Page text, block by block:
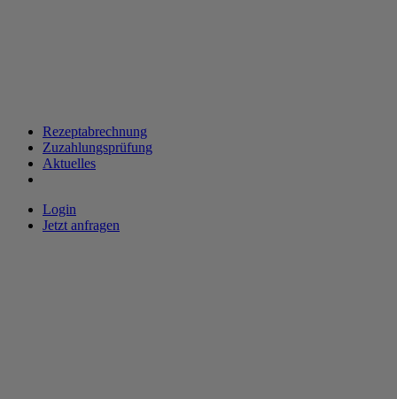
Rezeptabrechnung
Zuzahlungsprüfung
Aktuelles
Login
Jetzt anfragen